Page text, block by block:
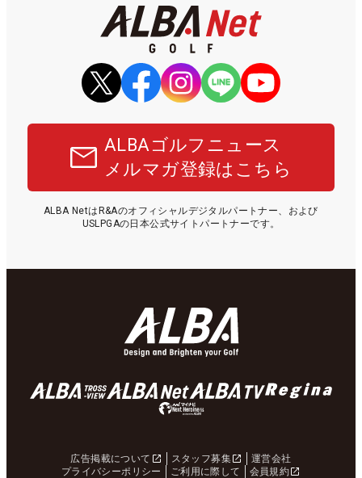
ALBAゴルフニュース
メルマガ登録はこちら
ALBA NetはR&Aのオフィシャルデジタルパートナー、および
USLPGAの日本公式サイトパートナーです。
広告掲載について スタッフ募集
運営会社
プライバシーポリシー
ご利用に際して 会員規約